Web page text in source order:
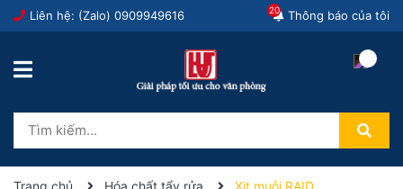
Liên hệ: (Zalo) 0909949616 Thông báo của tôi
20
Trang chủ Hóa chất tẩy rửa Xịt muỗi RAID